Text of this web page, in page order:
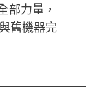
部力量，
舊機器完